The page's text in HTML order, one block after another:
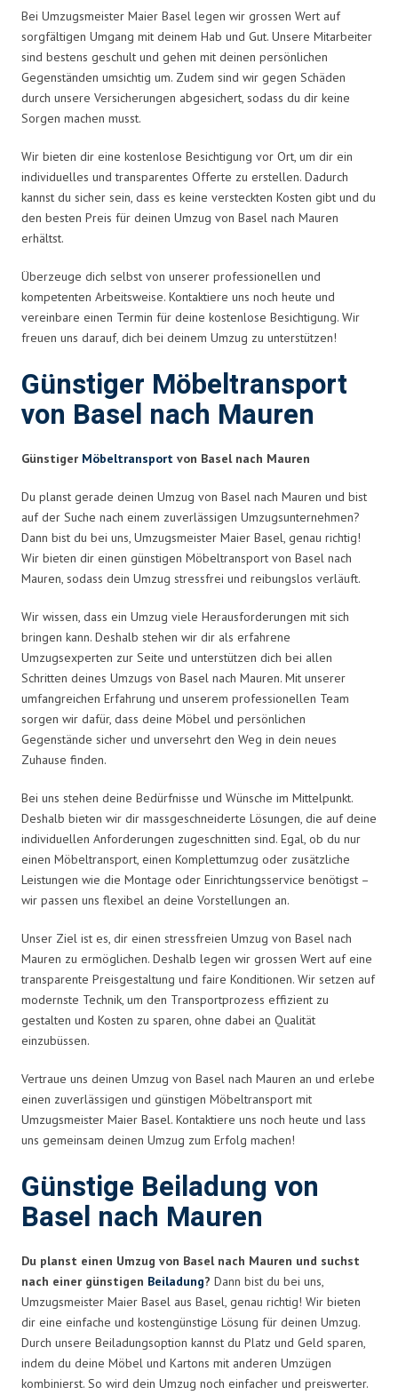
Bei Umzugsmeister Maier Basel legen wir grossen Wert auf
sorgfältigen Umgang mit deinem Hab und Gut. Unsere Mitarbeiter
sind bestens geschult und gehen mit deinen persönlichen
Gegenständen umsichtig um. Zudem sind wir gegen Schäden
durch unsere Versicherungen abgesichert, sodass du dir keine
Sorgen machen musst.
Wir bieten dir eine kostenlose Besichtigung vor Ort, um dir ein
individuelles und transparentes Offerte zu erstellen. Dadurch
kannst du sicher sein, dass es keine versteckten Kosten gibt und du
den besten Preis für deinen Umzug von Basel nach Mauren
erhältst.
Überzeuge dich selbst von unserer professionellen und
kompetenten Arbeitsweise. Kontaktiere uns noch heute und
vereinbare einen Termin für deine kostenlose Besichtigung. Wir
freuen uns darauf, dich bei deinem Umzug zu unterstützen!
Günstiger Möbeltransport
von Basel nach Mauren
Günstiger Möbeltransport von Basel nach Mauren
Du planst gerade deinen Umzug von Basel nach Mauren und bist
auf der Suche nach einem zuverlässigen Umzugsunternehmen?
Dann bist du bei uns, Umzugsmeister Maier Basel, genau richtig!
Wir bieten dir einen günstigen Möbeltransport von Basel nach
Mauren, sodass dein Umzug stressfrei und reibungslos verläuft.
Wir wissen, dass ein Umzug viele Herausforderungen mit sich
bringen kann. Deshalb stehen wir dir als erfahrene
Umzugsexperten zur Seite und unterstützen dich bei allen
Schritten deines Umzugs von Basel nach Mauren. Mit unserer
umfangreichen Erfahrung und unserem professionellen Team
sorgen wir dafür, dass deine Möbel und persönlichen
Gegenstände sicher und unversehrt den Weg in dein neues
Zuhause finden.
Bei uns stehen deine Bedürfnisse und Wünsche im Mittelpunkt.
Deshalb bieten wir dir massgeschneiderte Lösungen, die auf deine
individuellen Anforderungen zugeschnitten sind. Egal, ob du nur
einen Möbeltransport, einen Komplettumzug oder zusätzliche
Leistungen wie die Montage oder Einrichtungsservice benötigst –
wir passen uns flexibel an deine Vorstellungen an.
Unser Ziel ist es, dir einen stressfreien Umzug von Basel nach
Mauren zu ermöglichen. Deshalb legen wir grossen Wert auf eine
transparente Preisgestaltung und faire Konditionen. Wir setzen auf
modernste Technik, um den Transportprozess effizient zu
gestalten und Kosten zu sparen, ohne dabei an Qualität
einzubüssen.
Vertraue uns deinen Umzug von Basel nach Mauren an und erlebe
einen zuverlässigen und günstigen Möbeltransport mit
Umzugsmeister Maier Basel. Kontaktiere uns noch heute und lass
uns gemeinsam deinen Umzug zum Erfolg machen!
Günstige Beiladung von
Basel nach Mauren
Du planst einen Umzug von Basel nach Mauren und suchst
nach einer günstigen Beiladung? Dann bist du bei uns,
Umzugsmeister Maier Basel aus Basel, genau richtig! Wir bieten
dir eine einfache und kostengünstige Lösung für deinen Umzug.
Durch unsere Beiladungsoption kannst du Platz und Geld sparen,
indem du deine Möbel und Kartons mit anderen Umzügen
kombinierst. So wird dein Umzug noch einfacher und preiswerter.